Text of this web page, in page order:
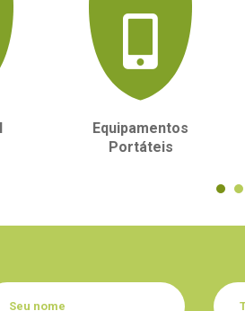
Equipamentos
Portáteis